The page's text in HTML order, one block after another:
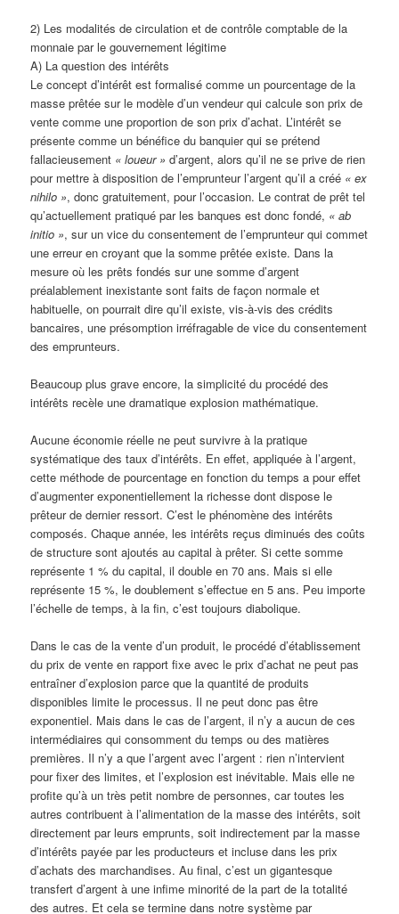
2) Les modalités de circulation et de contrôle comptable de la
monnaie par le gouvernement légitime
A) La question des intérêts
Le concept d’intérêt est formalisé comme un pourcentage de la
masse prêtée sur le modèle d’un vendeur qui calcule son prix de
vente comme une proportion de son prix d’achat. L’intérêt se
présente comme un bénéfice du banquier qui se prétend
fallacieusement « loueur » d’argent, alors qu’il ne se prive de rien
pour mettre à disposition de l’emprunteur l’argent qu’il a créé « ex
nihilo », donc gratuitement, pour l’occasion. Le contrat de prêt tel
qu’actuellement pratiqué par les banques est donc fondé, « ab
initio », sur un vice du consentement de l’emprunteur qui commet
une erreur en croyant que la somme prêtée existe. Dans la
mesure où les prêts fondés sur une somme d’argent
préalablement inexistante sont faits de façon normale et
habituelle, on pourrait dire qu’il existe, vis-à-vis des crédits
bancaires, une présomption irréfragable de vice du consentement
des emprunteurs.
Beaucoup plus grave encore, la simplicité du procédé des
intérêts recèle une dramatique explosion mathématique.
Aucune économie réelle ne peut survivre à la pratique
systématique des taux d’intérêts. En effet, appliquée à l’argent,
cette méthode de pourcentage en fonction du temps a pour effet
d’augmenter exponentiellement la richesse dont dispose le
prêteur de dernier ressort. C’est le phénomène des intérêts
composés. Chaque année, les intérêts reçus diminués des coûts
de structure sont ajoutés au capital à prêter. Si cette somme
représente 1 % du capital, il double en 70 ans. Mais si elle
représente 15 %, le doublement s’effectue en 5 ans. Peu importe
l’échelle de temps, à la fin, c’est toujours diabolique.
Dans le cas de la vente d’un produit, le procédé d’établissement
du prix de vente en rapport fixe avec le prix d’achat ne peut pas
entraîner d’explosion parce que la quantité de produits
disponibles limite le processus. Il ne peut donc pas être
exponentiel. Mais dans le cas de l’argent, il n’y a aucun de ces
intermédiaires qui consomment du temps ou des matières
premières. Il n’y a que l’argent avec l’argent : rien n’intervient
pour fixer des limites, et l’explosion est inévitable. Mais elle ne
profite qu’à un très petit nombre de personnes, car toutes les
autres contribuent à l’alimentation de la masse des intérêts, soit
directement par leurs emprunts, soit indirectement par la masse
d’intérêts payée par les producteurs et incluse dans les prix
d’achats des marchandises. Au final, c’est un gigantesque
transfert d’argent à une infime minorité de la part de la totalité
des autres. Et cela se termine dans notre système par